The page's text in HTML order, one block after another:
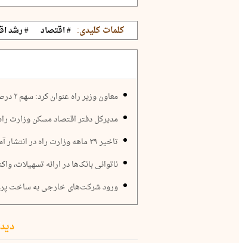
کلمات کلیدی: # اقتصاد # رشد
معاون وزیر راه عنوان کرد: سهم ۲ درصدی ساختمان در تحقق رشد اقتصادی برنامه هفتم
مدیرکل دفتر اقتصاد مسکن وزارت راه: ۹۰ هزار نفر، مالک نیم میلیون خانه خالی
تاخیر ۳۹ ماهه وزارت راه در انتشار آمار بازار مسکن
ناتوانی بانک‌ها در ارائه تسهیلات،
ورود شرکت‌های خارجی به ساخت